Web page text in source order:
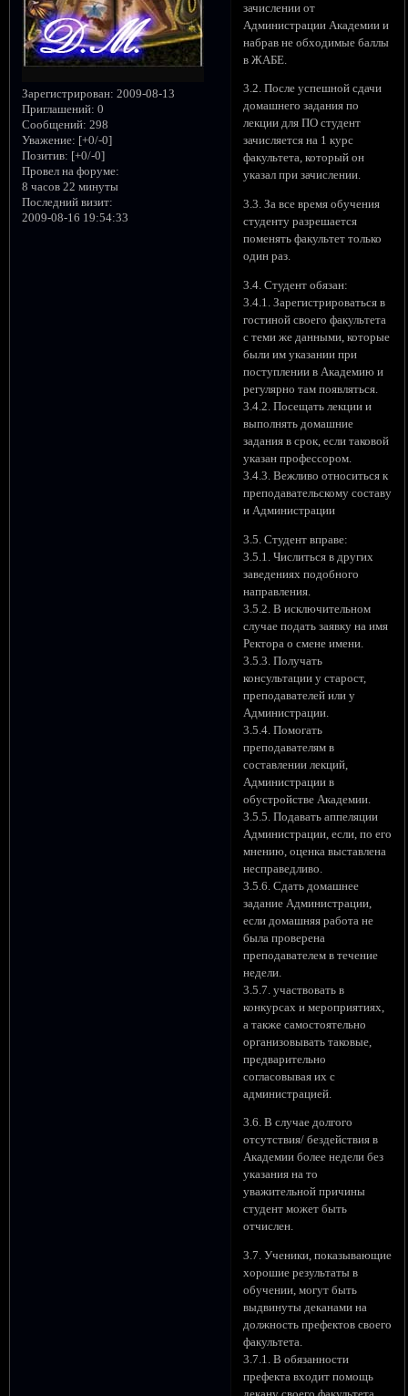
Зарегистрирован: 2009-08-13
Приглашений: 0
Сообщений: 298
Уважение: [+0/-0]
Позитив: [+0/-0]
Провел на форуме:
8 часов 22 минуты
Последний визит:
2009-08-16 19:54:33
зачислении от
Администрации Академии и
набрав не обходимые баллы
в ЖАБЕ.
3.2. После успешной сдачи
домашнего задания по
лекции для ПО студент
зачисляется на 1 курс
факультета, который он
указал при зачислении.
3.3. За все время обучения
студенту разрешается
поменять факультет только
один раз.
3.4. Студент обязан:
3.4.1. Зарегистрироваться в
гостиной своего факультета
с теми же данными, которые
были им указании при
поступлении в Академию и
регулярно там появляться.
3.4.2. Посещать лекции и
выполнять домашние
задания в срок, если таковой
указан профессором.
3.4.3. Вежливо относиться к
преподавательскому составу
и Администрации
3.5. Студент вправе:
3.5.1. Числиться в других
заведениях подобного
направления.
3.5.2. В исключительном
случае подать заявку на имя
Ректора о смене имени.
3.5.3. Получать
консультации у старост,
преподавателей или у
Администрации.
3.5.4. Помогать
преподавателям в
составлении лекций,
Администрации в
обустройстве Академии.
3.5.5. Подавать аппеляции
Администрации, если, по его
мнению, оценка выставлена
несправедливо.
3.5.6. Сдать домашнее
задание Администрации,
если домашняя работа не
была проверена
преподавателем в течение
недели.
3.5.7. участвовать в
конкурсах и мероприятиях,
а также самостоятельно
организовывать таковые,
предварительно
согласовывая их с
администрацией.
3.6. В случае долгого
отсутствия/ бездействия в
Академии более недели без
указания на то
уважительной причины
студент может быть
отчислен.
3.7. Ученики, показывающие
хорошие результаты в
обучении, могут быть
выдвинуты деканами на
должность префектов своего
факультета.
3.7.1. В обязанности
префекта входит помощь